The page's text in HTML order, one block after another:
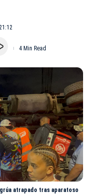
4 Min Read
atrapado tras aparatoso